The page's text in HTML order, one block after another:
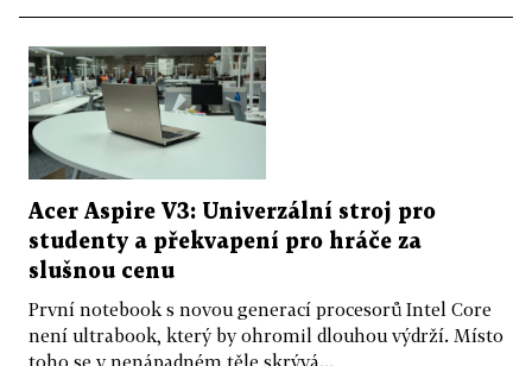
Acer Aspire V3: Univerzální stroj pro
studenty a překvapení pro hráče za
slušnou cenu
První notebook s novou generací procesorů Intel Core
není ultrabook, který by ohromil dlouhou výdrží. Místo
toho se v nenápadném těle skrývá...